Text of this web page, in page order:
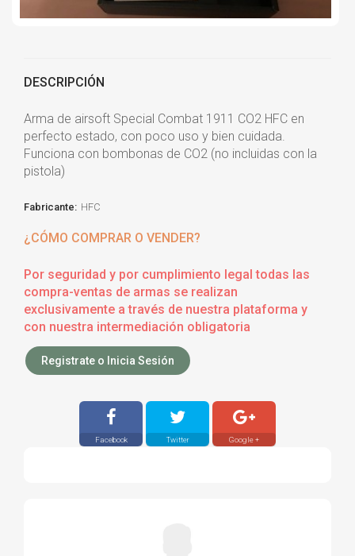
DESCRIPCIÓN
Arma de airsoft Special Combat 1911 CO2 HFC en
perfecto estado, con poco uso y bien cuidada.
Funciona con bombonas de CO2 (no incluidas con la
pistola)
Fabricante: HFC
¿CÓMO COMPRAR O VENDER?
Por seguridad y por cumplimiento legal todas las
compra-ventas de armas se realizan
exclusivamente a través de nuestra plataforma y
con nuestra intermediación obligatoria
Registrate o Inicia Sesión
Facebook Twitter Google +